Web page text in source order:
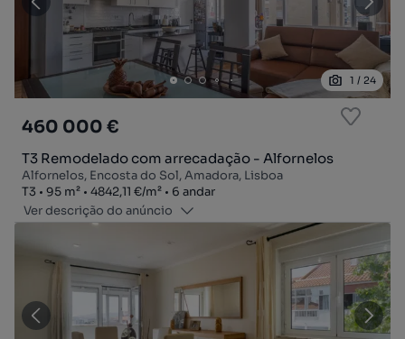
1 / 24
460 000 €
T3 Remodelado com arrecadação - Alfornelos
Alfornelos, Encosta do Sol, Amadora, Lisboa
Tipologia
T3
Zona95 m²
Preço por metro quadrado
4842,11 €/m²
Andar
6 andar
Ver descrição do anúncio